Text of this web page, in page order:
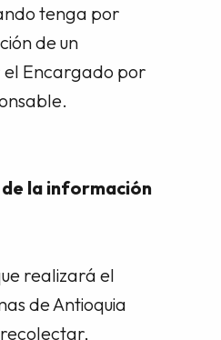
tenga por
de un
Encargado por
la información
realizará el
de Antioquia